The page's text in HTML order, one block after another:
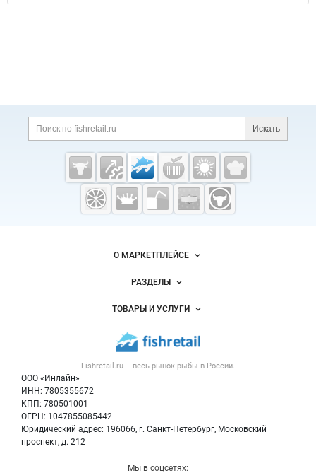
Дополнительная информация
Поиск по сайту и
Искать
Cсылки на полезные проекты
Fishretail.ru —
рыба,
морепродукты
Важные разделы и контакты
Fishretail.ru – весь рынок рыбы в России.
ООО «Инлайн»
ИНН: 7805355672
КПП: 780501001
ОГРН: 1047855085442
Юридический адрес: 196066, г. Санкт-Петербург, Московский
проспект, д. 212
Навигация по сайтуО МАРКЕТПЛЕЙСЕ
Новости Fishretail.ru
Размещение рекламы
Публичная оферта
Контактная информация
Политика обработки персональных данных
РАЗДЕЛЫ
Объявления
Новости рынка
Блог
ТОВАРЫ И УСЛУГИ
Рыба
Икра
Мы в соцсетях: